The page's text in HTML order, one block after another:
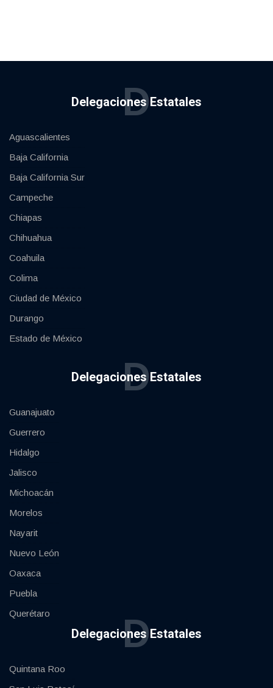
Delegaciones Estatales
D
Aguascalientes
Baja California
Baja California Sur
Campeche
Chiapas
Chihuahua
Coahuila
Colima
Ciudad de México
Durango
Estado de México
Delegaciones Estatales
D
Guanajuato
Guerrero
Hidalgo
Jalisco
Michoacán
Morelos
Nayarit
Nuevo León
Oaxaca
Puebla
Querétaro
Delegaciones Estatales
D
Quintana Roo